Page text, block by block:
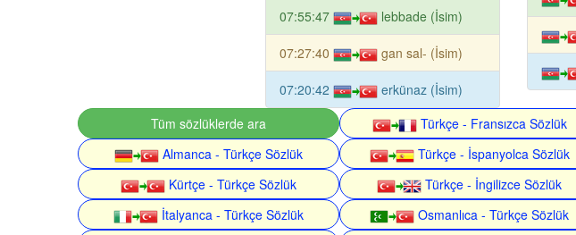
07:55:47 lebbade (İsim)
07:27:40 gan sal- (İsim)
07:20:42 erkünaz (İsim)
Tüm sözlüklerde ara Türkçe - Fransızca Sözlük
Almanca - Türkçe Sözlük
Türkçe - İspanyolca Sözlük
Kürtçe - Türkçe Sözlük
Türkçe - İngilizce Sözlük
İtalyanca - Türkçe Sözlük
Osmanlıca - Türkçe Sözlük